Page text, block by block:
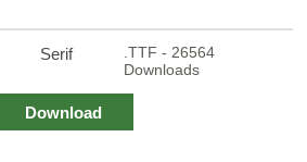
Serif
.TTF - 26564
Downloads
Download